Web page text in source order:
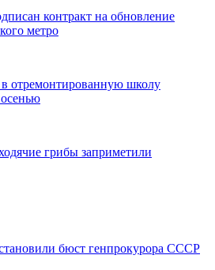
контракт на обновление
метро
отремонтированную школу
грибы заприметили
бюст генпрокурора СССР